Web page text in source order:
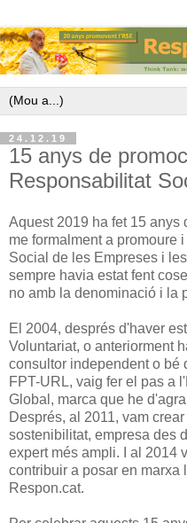
24.12.19
15 anys de
Responsabilitat
Aquest 2019 ha fet 15 anys
me formalment a promoure
Social de les Empreses i
sempre havia estat fent
no amb la denominació i la
El 2004, després d'haver
Voluntariat, o anteriorment
consultor independent o bé
FPT-URL, vaig fer el pas a
Global, marca que he
Després, al 2011, vam
sostenibilitat, empresa des
expert més ampli. I al 2014
contribuir a posar en marxa
Respon.cat.